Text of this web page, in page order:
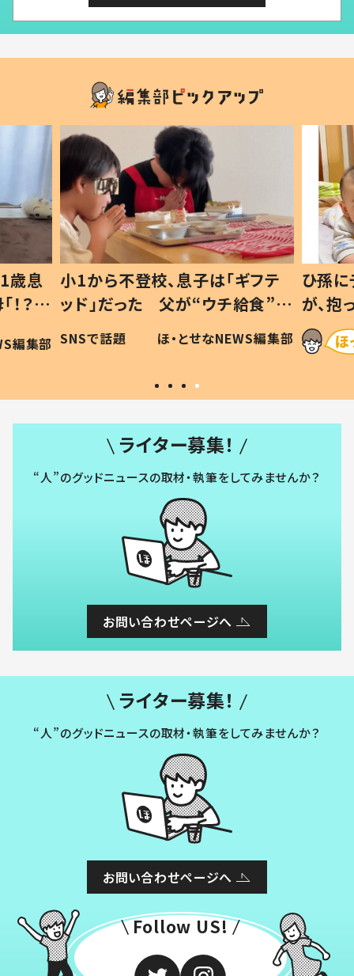
歳息
？」
編集部
小1から不登校、息子は「ギフテ
ッド」だった 父が“ウチ給食”を
作り続ける理由とは #令和の親
#令和の子
SNSで話題 ほ・とせなNEWS編集部
ひ孫
が、
「涙が
い」
ライター募集！
“人”のグッドニュースの取材・執筆をしてみませんか？
お問い合わせページへ
ライター募集！
“人”のグッドニュースの取材・執筆をしてみませんか？
お問い合わせページへ
Follow US!